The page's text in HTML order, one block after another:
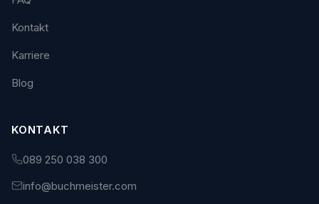
Kontakt
Karriere
Blog
KONTAKT
089 250 038 300
info@buchmeister.com